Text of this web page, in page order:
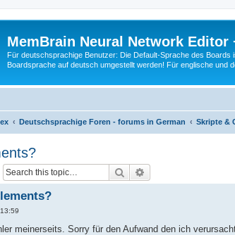
MemBrain Neural Network
Für deutschsprachige Benutzer: Die Default-Sprache des Boards
Boardsprache auf deutsch umgestellt werden! Für englische und
Deutschsprachige Foren - forums in German Skripte &
Search
meinerseits. Sorry für den Aufwand den ich